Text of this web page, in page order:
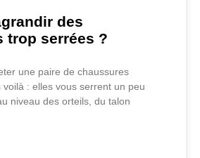
des
trop serrées ?
une paire de chaussures
voilà : elles vous serrent un peu
niveau des orteils, du talon